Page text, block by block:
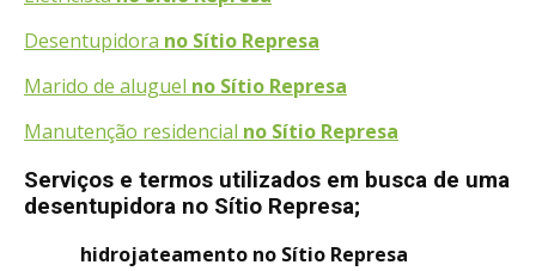
Desentupidora no Sítio Represa
Marido de aluguel no Sítio Represa
Manutenção residencial no Sítio Represa
Serviços e termos utilizados em busca de uma
desentupidora no Sítio Represa;
hidrojateamento no Sítio Represa